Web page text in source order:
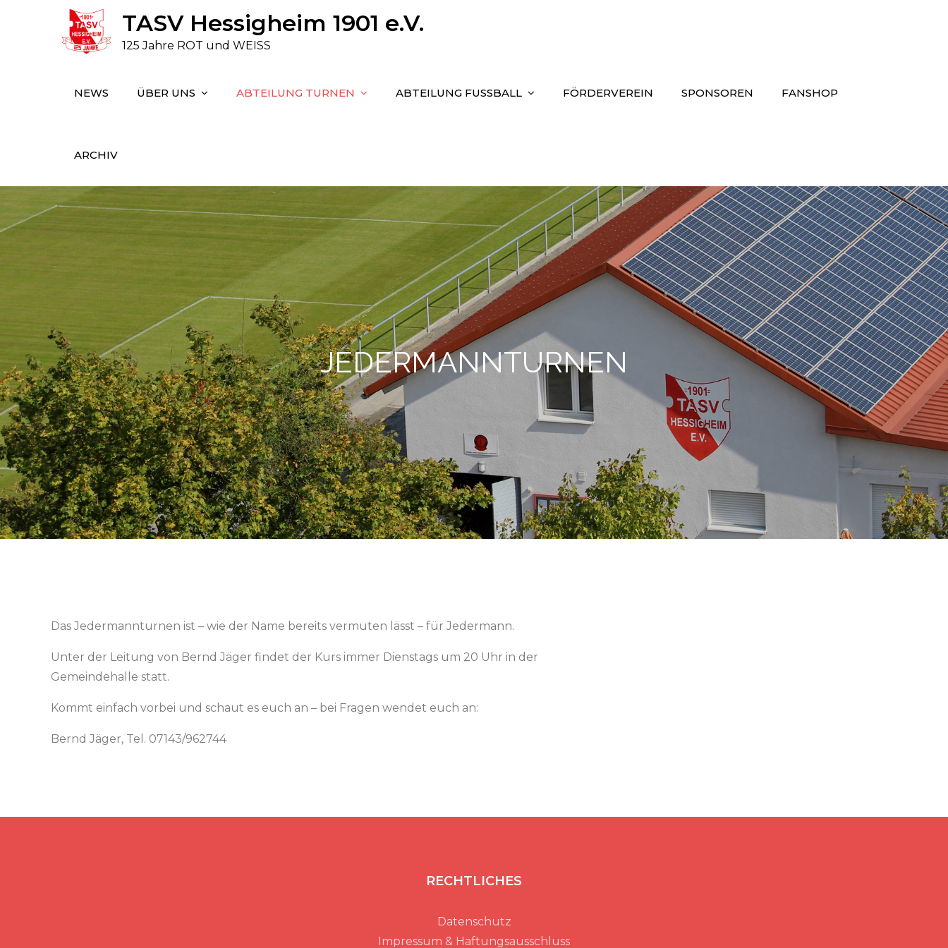
TASV Hessigheim 1901 e.V.
125 Jahre ROT und WEISS
NEWS ÜBER UNS ABTEILUNG TURNEN ABTEILUNG FUSSBALL FÖRDERVEREIN SPONSOREN FANSHOP
ARCHIV
JEDERMANNTURNEN
Das Jedermannturnen ist – wie der Name bereits vermuten lässt – für Jedermann.
Unter der Leitung von Bernd Jäger findet der Kurs immer Dienstags um 20 Uhr in der
Gemeindehalle statt.
Kommt einfach vorbei und schaut es euch an – bei Fragen wendet euch an:
Bernd Jäger, Tel. 07143/962744
RECHTLICHES
Datenschutz
Impressum & Haftungsausschluss